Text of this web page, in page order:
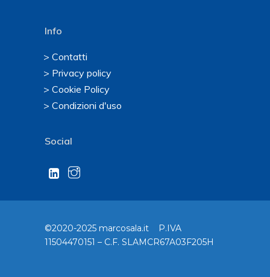
Info
> Contatti
> Privacy policy
> Cookie Policy
> Condizioni d'uso
Social
©2020-2025 marcosala.it P.IVA
11504470151 – C.F. SLAMCR67A03F205H